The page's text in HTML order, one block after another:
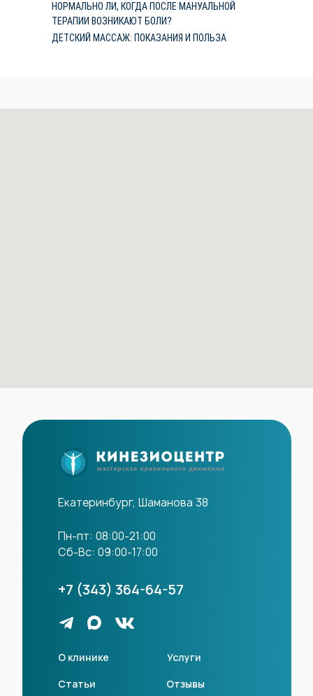
НОРМАЛЬНО ЛИ, КОГДА ПОСЛЕ МАНУАЛЬНОЙ
ТЕРАПИИ ВОЗНИКАЮТ БОЛИ?
ДЕТСКИЙ МАССАЖ: ПОКАЗАНИЯ И ПОЛЬЗА
Екатеринбург, Шаманова 38
+7 (343) 364-64-57
Пн-пт: 08:00-21:00
Сб-Вс: 09:00-17:00
О клинике
Статьи
Услуги
Отзывы